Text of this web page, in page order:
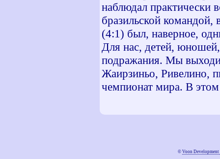
наблюдал практически
бразильской
(4:1) был, наверное,
Для нас, детей,
подражания. Мы
Жаирзиньо, Ривелино,
чемпионат мира. В
© Voon Development